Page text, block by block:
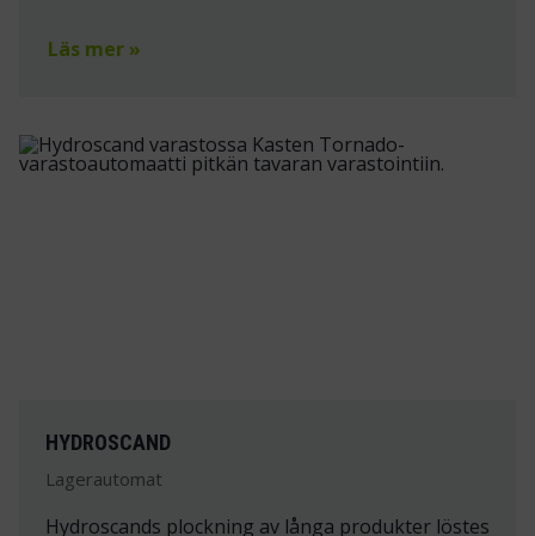
Läs mer »
HYDROSCAND
Lagerautomat
Hydroscands plockning av långa produkter löstes